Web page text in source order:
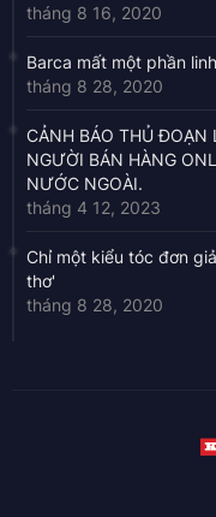
tháng 8 16, 2020
Barca mất một phần
tháng 8 28, 2020
CẢNH BÁO THỦ ĐOẠN
NGƯỜI BÁN HÀNG
NƯỚC NGOÀI.
tháng 4 12, 2023
Chỉ một kiểu tóc đơn
thơ'
tháng 8 28, 2020